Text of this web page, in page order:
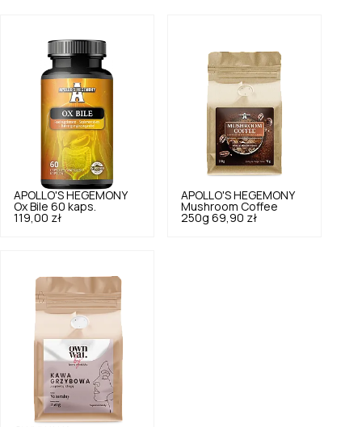
APOLLO'S HEGEMONY
Ox Bile 60 kaps.
119,00 zł
APOLLO'S HEGEMONY
Mushroom Coffee
250g 69,90 zł